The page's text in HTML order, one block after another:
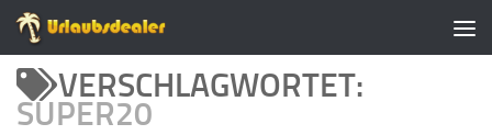
Zum Inhalt springen
VERSCHLAGWORTET:
SUPER20